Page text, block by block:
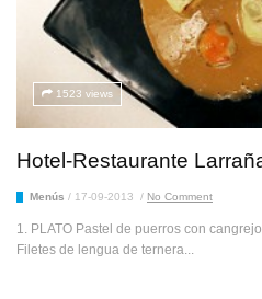
1523 views
Hotel-Restaurante
Menús / 17-09-2013 / No Comment
1. PLATO Pastel de puerros con
Filetes de lengua de ternera...